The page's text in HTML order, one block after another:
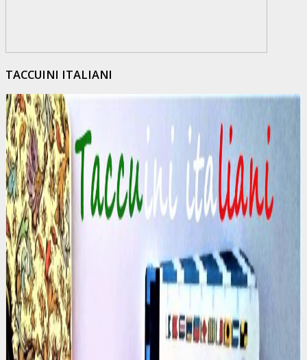
TACCUINI ITALIANI